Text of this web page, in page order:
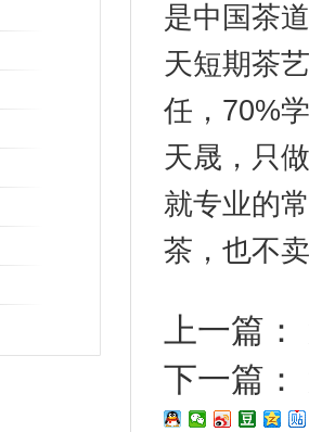
是中国茶
天短期茶
任，70%
天晟，只
就专业的
茶，也不
上一篇：
下一篇：